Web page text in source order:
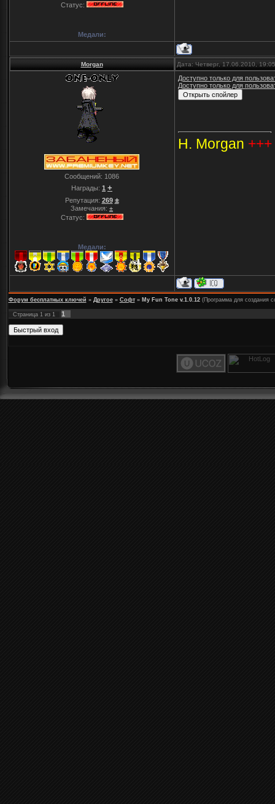
Статус:
Медали:
Morgan Дата: Четверг, 17.06.2010,
Сообщений: 1086
Награды: 1 +
Репутация: 269 ±
Замечания: ±
Статус:
Медали:
Доступно только для
Доступно только для
H. Morgan +++
Форум бесплатных ключей » Другое » Софт » My Fun Tone v.1.0.12 (Программа для создания
Страница 1из 1 1